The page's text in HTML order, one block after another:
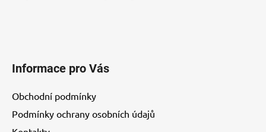
Informace pro Vás
Obchodní podmínky
Podmínky ochrany osobních údajů